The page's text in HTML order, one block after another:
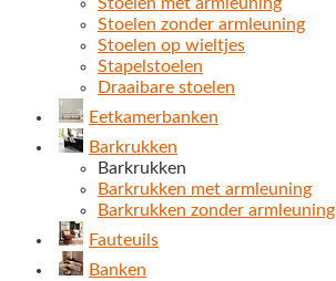
Stoelen zonder armleuning
Stoelen op wieltjes
Stapelstoelen
Draaibare stoelen
Eetkamerbanken
Barkrukken
Barkrukken
Barkrukken met armleuning
Barkrukken zonder armleuning
Fauteuils
Banken